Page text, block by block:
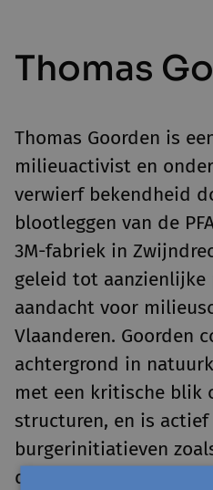
Thomas
Thomas Goorden is
milieuactivist en
verwierf bekendheid
blootleggen van de
3M-fabriek in
geleid tot
aandacht voor
Vlaanderen. Goorden
achtergrond in
met een kritische blik
structuren, en is
burgerinitiatieven
de Burgerlijst. Als